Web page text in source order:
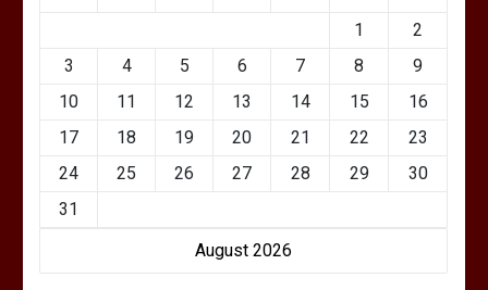
August 2026
1
2
3
4 5 6 7 8
9
10
11 12 13 14 15
16
17
18 19 20 21 22
23
24
25 26 27 28 29
30
31